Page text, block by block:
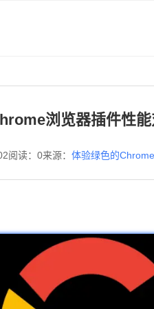
浏览器插件性
阅读：0来源： 体验绿色的